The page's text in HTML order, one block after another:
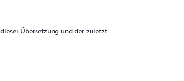
Übersetzung und der zuletzt